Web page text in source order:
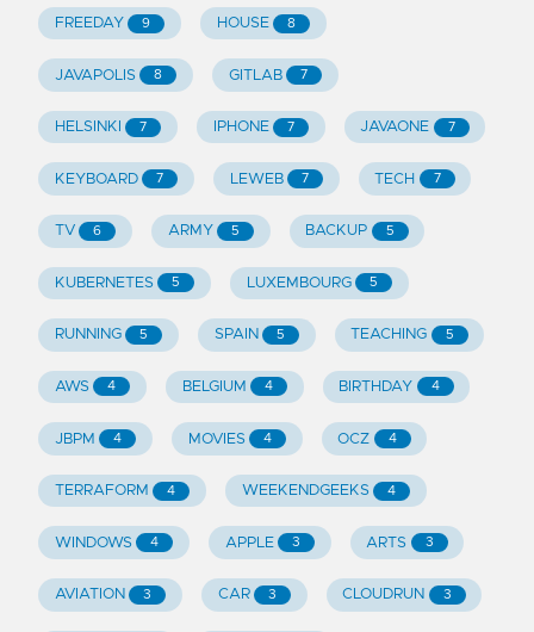
FREEDAY 9 HOUSE 8
JAVAPOLIS 8 GITLAB 7
HELSINKI 7 IPHONE 7 JAVAONE 7
KEYBOARD 7 LEWEB 7 TECH 7
TV 6 ARMY 5 BACKUP 5
KUBERNETES 5 LUXEMBOURG 5
RUNNING 5 SPAIN 5 TEACHING 5
AWS 4 BELGIUM 4 BIRTHDAY 4
JBPM 4 MOVIES 4 OCZ 4
TERRAFORM 4 WEEKENDGEEKS 4
WINDOWS 4 APPLE 3 ARTS 3
AVIATION 3 CAR 3 CLOUDRUN 3